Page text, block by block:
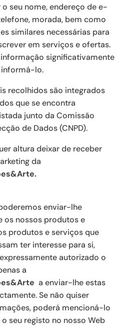
seu nome, endereço de e-
morada, bem como
similares necessárias para
em serviços e ofertas.
significativamente
lo.
recolhidos são integrados
que se encontra
junto da Comissão
de Dados (CNPD).
altura deixar de receber
da
enviar-lhe
os nossos produtos e
produtos e serviços que
ter interesse para si,
autorizado o
a
a enviar-lhe estas
Se não quiser
poderá mencioná-lo
seu registo no nosso Web